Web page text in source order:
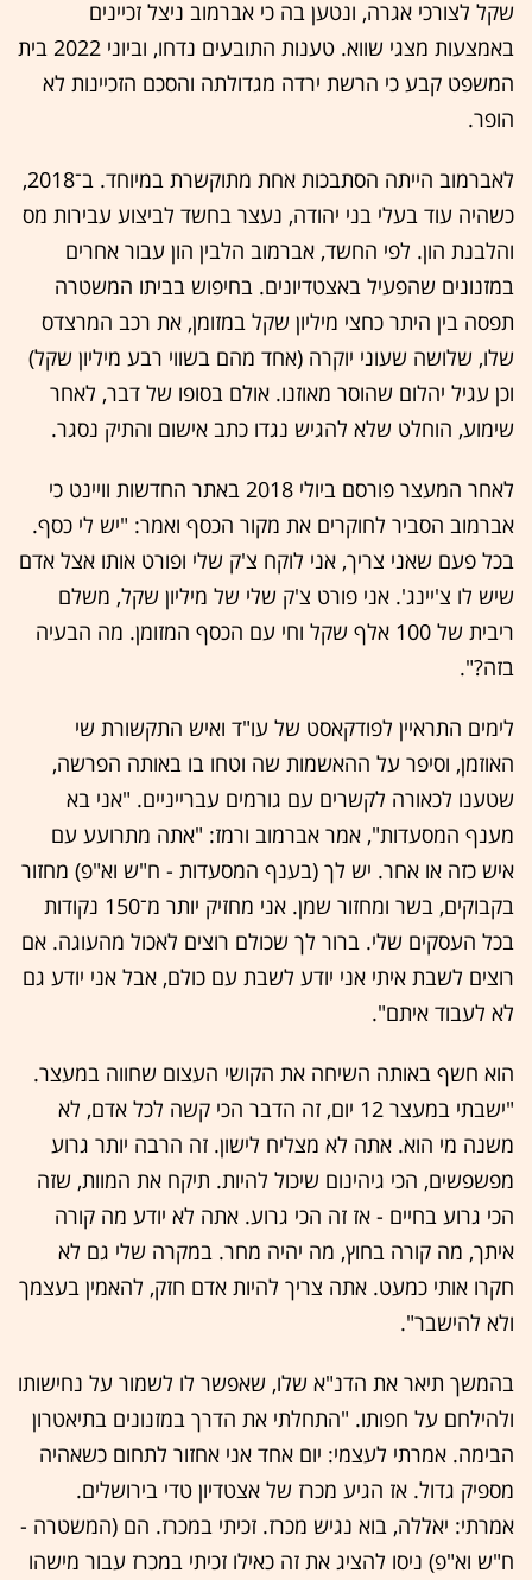
שקל לצורכי אגרה, ונטען בה כי אברמוב ניצל זכיינים
באמצעות מצגי שווא. טענות התובעים נדחו, וביוני 2022 בית
המשפט קבע כי הרשת ירדה מגדולתה והסכם הזכיינות לא
הופר.
לאברמוב הייתה הסתבכות אחת מתוקשרת במיוחד. ב־2018,
כשהיה עוד בעלי בני יהודה, נעצר בחשד לביצוע עבירות מס
והלבנת הון. לפי החשד, אברמוב הלבין הון עבור אחרים
במזנונים שהפעיל באצטדיונים. בחיפוש בביתו המשטרה
תפסה בין היתר כחצי מיליון שקל במזומן, את רכב המרצדס
שלו, שלושה שעוני יוקרה (אחד מהם בשווי רבע מיליון שקל)
וכן עגיל יהלום שהוסר מאוזנו. אולם בסופו של דבר, לאחר
שימוע, הוחלט שלא להגיש נגדו כתב אישום והתיק נסגר.
לאחר המעצר פורסם ביולי 2018 באתר החדשות וויינט כי
אברמוב הסביר לחוקרים את מקור הכסף ואמר: "יש לי כסף.
בכל פעם שאני צריך, אני לוקח צ'ק שלי ופורט אותו אצל אדם
שיש לו צ'יינג'. אני פורט צ'ק שלי של מיליון שקל, משלם
ריבית של 100 אלף שקל וחי עם הכסף המזומן. מה הבעיה
בזה?".
לימים התראיין לפודקאסט של עו"ד ואיש התקשורת שי
האוזמן, וסיפר על ההאשמות שה וטחו בו באותה הפרשה,
שטענו לכאורה לקשרים עם גורמים עברייניים. "אני בא
מענף המסעדות", אמר אברמוב ורמז: "אתה מתרועע עם
איש כזה או אחר. יש לך (בענף המסעדות - ח"ש וא"פ) מחזור
בקבוקים, בשר ומחזור שמן. אני מחזיק יותר מ־150 נקודות
בכל העסקים שלי. ברור לך שכולם רוצים לאכול מהעוגה. אם
רוצים לשבת איתי אני יודע לשבת עם כולם, אבל אני יודע גם
לא לעבוד איתם".
הוא חשף באותה השיחה את הקושי העצום שחווה במעצר.
"ישבתי במעצר 12 יום, זה הדבר הכי קשה לכל אדם, לא
משנה מי הוא. אתה לא מצליח לישון. זה הרבה יותר גרוע
מפשפשים, הכי גיהינום שיכול להיות. תיקח את המוות, שזה
הכי גרוע בחיים - אז זה הכי גרוע. אתה לא יודע מה קורה
איתך, מה קורה בחוץ, מה יהיה מחר. במקרה שלי גם לא
חקרו אותי כמעט. אתה צריך להיות אדם חזק, להאמין בעצמך
ולא להישבר".
בהמשך תיאר את הדנ"א שלו, שאפשר לו לשמור על נחישותו
ולהילחם על חפותו. "התחלתי את הדרך במזנונים בתיאטרון
הבימה. אמרתי לעצמי: יום אחד אני אחזור לתחום כשאהיה
מספיק גדול. אז הגיע מכרז של אצטדיון טדי בירושלים.
אמרתי: יאללה, בוא נגיש מכרז. זכיתי במכרז. הם (המשטרה -
ח"ש וא"פ) ניסו להציג את זה כאילו זכיתי במכרז עבור מישהו